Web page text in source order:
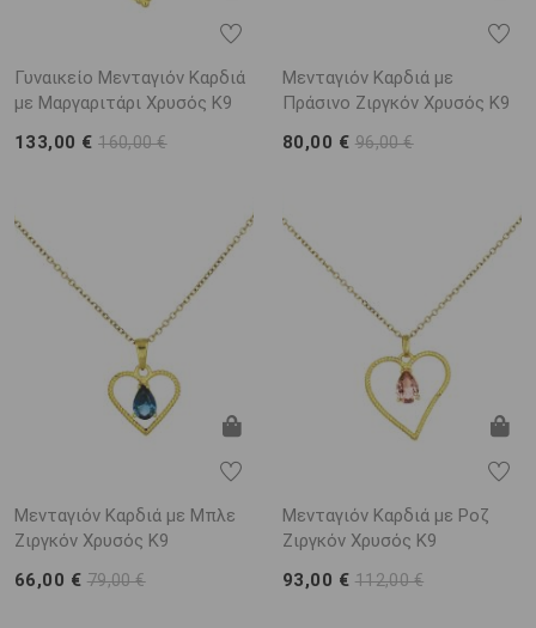
Γυναικείο Μενταγιόν Καρδιά
με Μαργαριτάρι Χρυσός K9
133,00 €160,00 €
Μενταγιόν Καρδιά με
Πράσινο Ζιργκόν Χρυσός K9
80,00 € 96,00 €
Μενταγιόν Καρδιά με Μπλε
Ζιργκόν Χρυσός K9
66,00 € 79,00 €
Μενταγιόν Καρδιά με Ροζ
Ζιργκόν Χρυσός K9
93,00 € 112,00 €